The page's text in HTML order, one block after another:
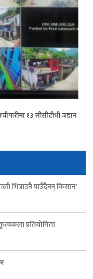
१३ सीसीटीभी जडान
भित्राउनै पाउँदैनन् किसान’
प्रतियोगिता